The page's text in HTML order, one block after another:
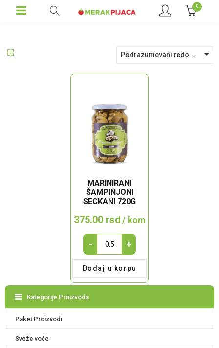
0
Podrazumevani redosled
MARINIRANI
ŠAMPINJONI
SECKANI 720G
375.00 rsd/ kom
MARINIRANI
ŠAMPINJONI
SECKANI
720g
quantity
- +
Dodaj u korpu
Kategorije Proizvoda
Paket Proizvodi
Sveže voće